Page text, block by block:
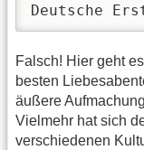
Deutsche
Falsch! Hier geht
besten
äußere
Vielmehr hat sich
verschiedenen